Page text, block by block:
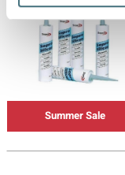
Summer Sale